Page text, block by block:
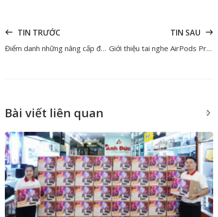
TIN TRƯỚC
Điểm danh những nâng cấp đáng giá trên các dòng iPhone 17 và iPhone Air
TIN SAU
Giới thiệu tai nghe AirPods Pro 3 và so sánh với AirPods Pro 2
Bài viết liên quan